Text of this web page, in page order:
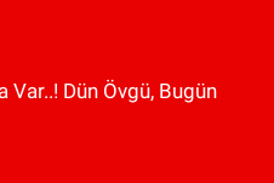
Var..! Dün Övgü, Bugün